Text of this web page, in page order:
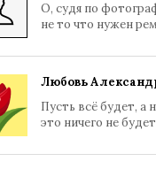
О, судя по
не то что нужен
Любовь
Пусть всё будет, а
это ничего не